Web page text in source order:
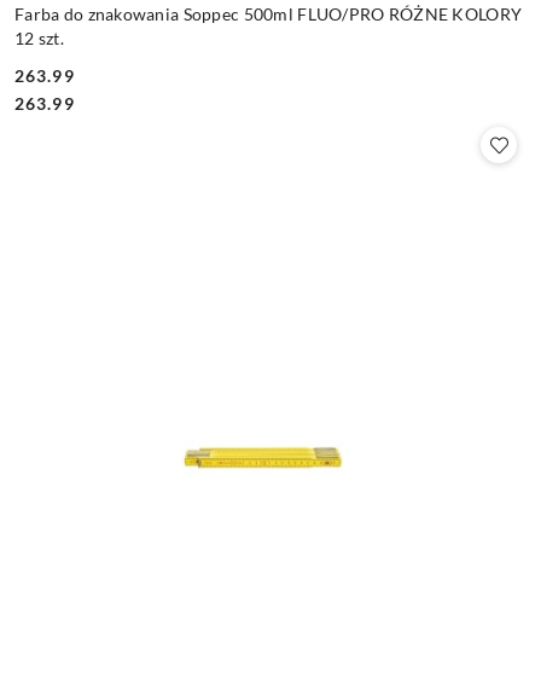
Farba do znakowania Soppec 500ml FLUO/PRO RÓŻNE KOLORY
12 szt.
Cena:
263.99
Cena:
263.99